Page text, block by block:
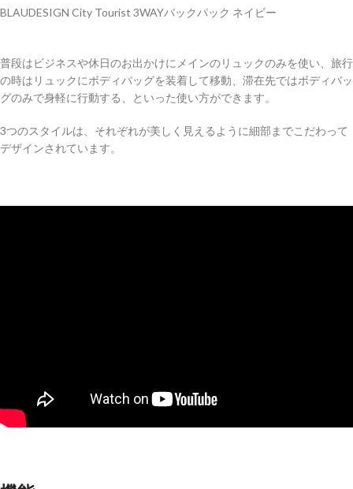
BLAUDESIGN City Tourist 3WAYバックパック ネイビー
普段はビジネスや休日のお出かけにメインのリュックのみを使い、旅行
の時はリュックにボディバッグを装着して移動、滞在先ではボディバッ
グのみで身軽に行動する、といった使い方ができます。
3つのスタイルは、それぞれが美しく見えるように細部までこだわって
デザインされています。